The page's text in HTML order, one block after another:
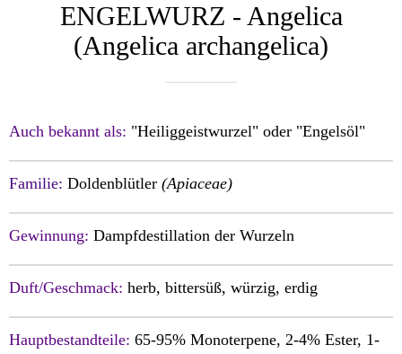
ENGELWURZ - Angelica
(Angelica archangelica)
Auch bekannt als: "Heiliggeistwurzel" oder "Engelsöl"
Familie: Doldenblütler (Apiaceae)
Gewinnung: Dampfdestillation der Wurzeln
Duft/Geschmack: herb, bittersüß, würzig, erdig
Hauptbestandteile: 65-95% Monoterpene, 2-4% Ester, 1-